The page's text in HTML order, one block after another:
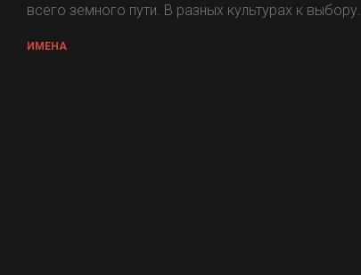
всего земного пути. В разных культурах к выбору...
ИМЕНА